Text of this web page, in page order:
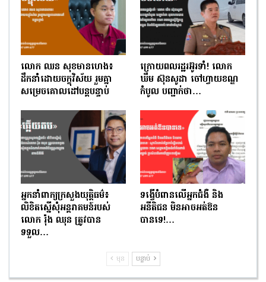
លោក ឈន សុខមានហេង៖
ដឹកនាំដោយចក្ខុវិស័យ រួមគ្នា
សម្រេចគោលដៅបន្តបន្ទាប់
ក្រោយពលរដ្ឋរអ៊ូរទាំ! លោក
ឃឹម ស៊ុនសូដា ចៅហ្វាយខណ្ឌ
កំបូល បញ្ជាក់ថា…
អ្នកនាំពាក្យក្រសួងយុត្តិធម៌៖
លិខិតស្នើសុំអន្តរាគមន៍របស់
លោក រ៉ុង ឈុន ត្រូវបាន
ទទួល…
ទង្វើបំពានលើអ្នកជំងឺ និង
អនីតិជន មិនអាចអត់ឱន
បានទេ!…
មុន បន្ទាប់